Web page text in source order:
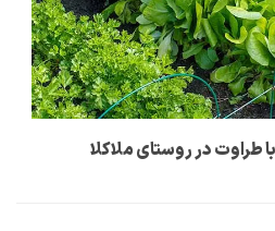
طراوت در روستای ملاکلا